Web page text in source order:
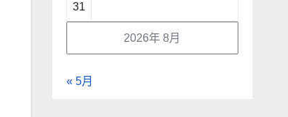
2026年 8月
31
« 5月